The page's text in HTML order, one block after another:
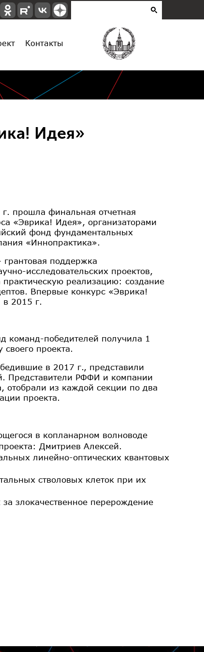
Контакты
Идея»
прошла финальная отчетная
«Эврика! Идея», организаторами
фонд фундаментальных
«Иннопрактика».
поддержка
исследовательских проектов,
реализацию: создание
Впервые конкурс «Эврика!
2015 г.
команд-победителей получила 1
проекта.
в 2017 г., представили
Представители РФФИ и компании
отобрали из каждой секции по два
проекта.
в копланарном волноводе
Дмитриев Алексей.
линейно-оптических квантовых
стволовых клеток при их
злокачественное перерождение